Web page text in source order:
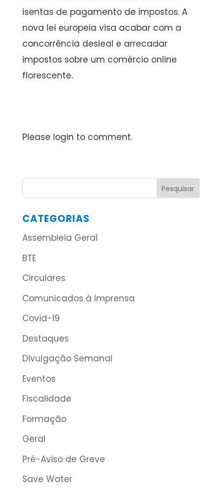
isentas de pagamento de impostos. A
nova lei europeia visa acabar com a
concorrência desleal e arrecadar
impostos sobre um comércio online
florescente.
Please login to comment.
CATEGORIAS
Assembleia Geral
BTE
Circulares
Comunicados à Imprensa
Covid-19
Destaques
Divulgação Semanal
Eventos
Fiscalidade
Formação
Geral
Pré-Aviso de Greve
Save Water